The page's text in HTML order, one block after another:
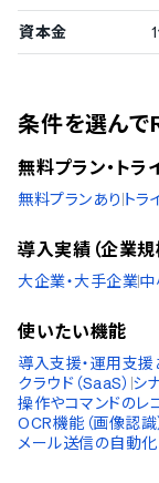
資本金
条件を選んで
無料プラン・トラ
無料プランあり トラ
導入実績（企業規
大企業・大手企業
使いたい機能
導入支援・運用支援
クラウド（SaaS） シ
操作やコマンドのレ
OCR機能（画像認識
メール送信の自動